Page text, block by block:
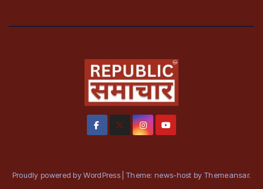
Proudly powered by WordPress Theme: news-host by Themeansar.